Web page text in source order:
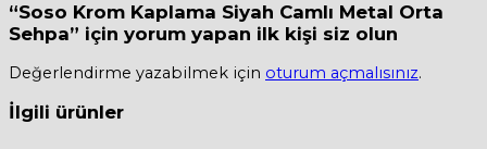
“Soso Krom Kaplama Siyah Camlı Metal Orta
Sehpa” için yorum yapan ilk kişi siz olun
Değerlendirme yazabilmek için oturum açmalısınız.
İlgili ürünler